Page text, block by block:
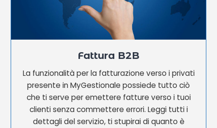
Fattura B2B
La funzionalità per la fatturazione verso i privati
presente in MyGestionale possiede tutto ciò
che ti serve per emettere fatture verso i tuoi
clienti senza commettere errori. Leggi tutti i
dettagli del servizio, ti stupirai di quanto è